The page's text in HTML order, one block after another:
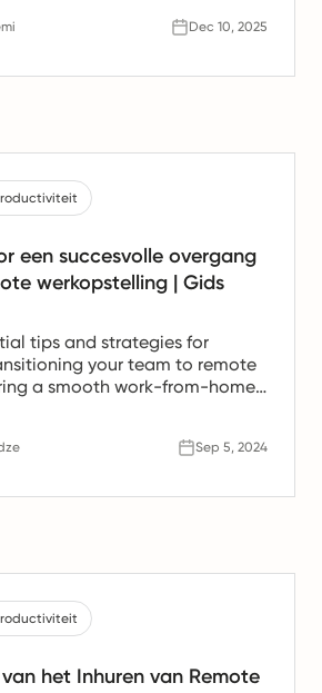
Dec 10, 2025
een succesvolle overgang
werkopstelling | Gids
tips and strategies for
your team to remote
a smooth work-from-home
Sep 5, 2024
het Inhuren van Remote